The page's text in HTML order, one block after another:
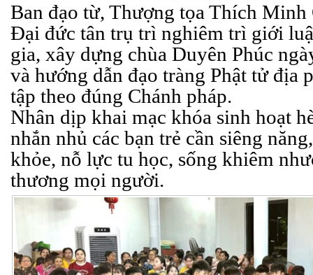
Ban đạo từ, Thượng tọa Thích Minh
Đại đức tân trụ trì nghiêm trì giới
gia, xây dựng chùa Duyên Phúc
và hướng dẫn đạo tràng Phật tử địa
tập theo đúng Chánh pháp.
Nhân dịp khai mạc khóa sinh hoạt
nhắn nhủ các bạn trẻ cần siêng
khỏe, nỗ lực tu học, sống khiêm
thương mọi người.